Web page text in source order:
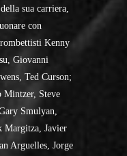
sua carriera,
con
Kenny
Giovanni
Ted Curson;
Mintzer, Steve
Smulyan,
Margitza, Javier
Arguelles, Jorge